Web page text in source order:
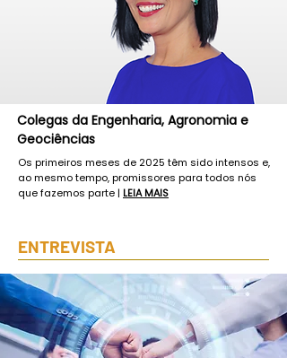
Colegas da Engenharia, Agronomia e
Geociências
Os primeiros meses de 2025 têm sido intensos e,
ao mesmo tempo, promissores para todos nós
que fazemos parte | LEIA MAIS
ENTREVISTA